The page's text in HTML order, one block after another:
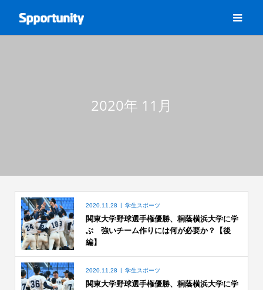
2020年 11月
2020.11.28 学生スポーツ
関東大学野球選手権優勝、桐蔭横浜大学に学
ぶ 強いチーム作りには何が必要か？【後
編】
2020.11.28 学生スポーツ
関東大学野球選手権優勝、桐蔭横浜大学に学